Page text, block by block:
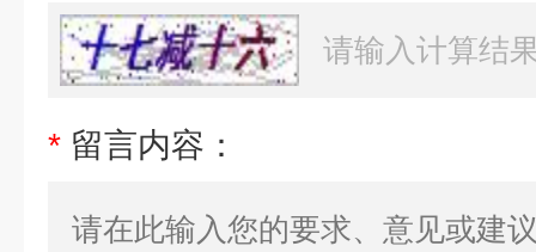
* 留言内容：